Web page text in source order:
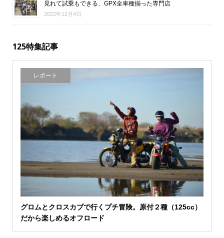
見れて試乗もできる、GPX全車種揃った専門店
2022年12月4日
125特集記事
レポート
グロムとクロスカブで行くプチ冒険。原付２種（125cc）
だから楽しめるオフロード